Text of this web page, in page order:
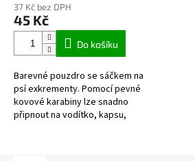
37 Kč bez DPH
45 Kč
Do košíku
Barevné pouzdro se sáčkem na
psí exkrementy. Pomocí pevné
kovové karabiny lze snadno
připnout na vodítko, kapsu,